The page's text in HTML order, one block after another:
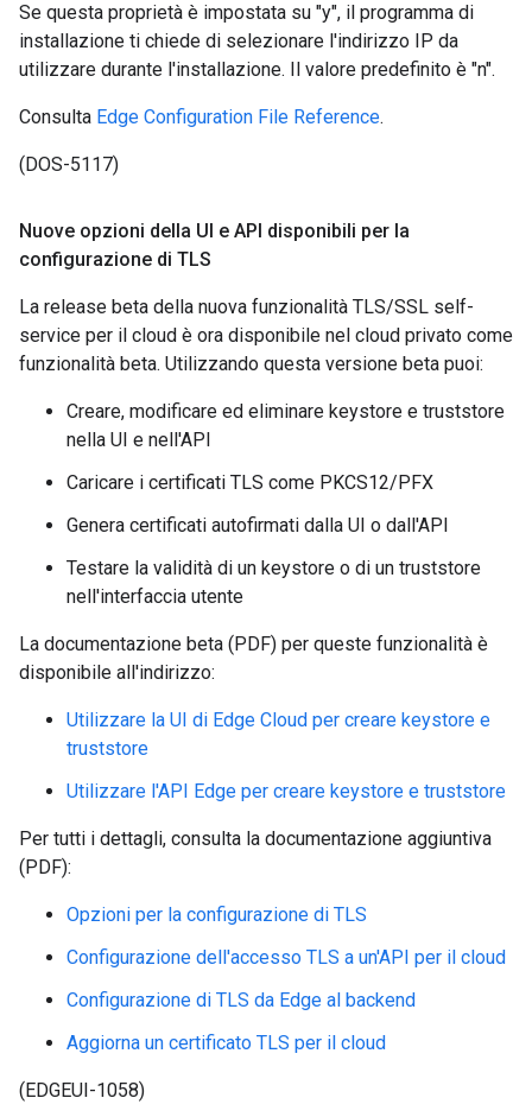
Se questa proprietà è impostata su "y", il programma di
installazione ti chiede di selezionare l'indirizzo IP da
utilizzare durante l'installazione. Il valore predefinito è "n".
Consulta Edge Configuration File Reference.
(DOS-5117)
Nuove opzioni della UI e API disponibili per la
configurazione di TLS
La release beta della nuova funzionalità TLS/SSL self-
service per il cloud è ora disponibile nel cloud privato come
funzionalità beta. Utilizzando questa versione beta puoi:
Creare, modificare ed eliminare keystore e truststore
nella UI e nell'API
Caricare i certificati TLS come PKCS12/PFX
Genera certificati autofirmati dalla UI o dall'API
Testare la validità di un keystore o di un truststore
nell'interfaccia utente
La documentazione beta (PDF) per queste funzionalità è
disponibile all'indirizzo:
Utilizzare la UI di Edge Cloud per creare keystore e
truststore
Utilizzare l'API Edge per creare keystore e truststore
Per tutti i dettagli, consulta la documentazione aggiuntiva
(PDF):
Opzioni per la configurazione di TLS
Configurazione dell'accesso TLS a un'API per il cloud
Configurazione di TLS da Edge al backend
Aggiorna un certificato TLS per il cloud
(EDGEUI-1058)